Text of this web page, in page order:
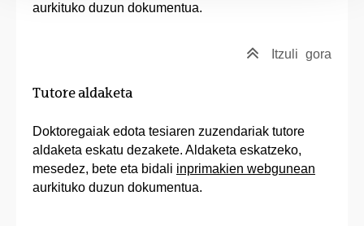
aurkituko duzun dokumentua.
Itzuli gora
Tutore aldaketa
Doktoregaiak edota tesiaren zuzendariak tutore
aldaketa eskatu dezakete. Aldaketa eskatzeko,
mesedez, bete eta bidali inprimakien webgunean
aurkituko duzun dokumentua.